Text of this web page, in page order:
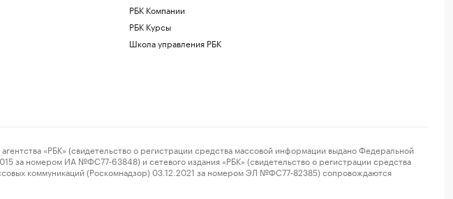
РБК Компании
РБК Курсы
Школа управления РБК
«РБК» (свидетельство о регистрации средства массовой информации выдано Федеральной
за номером ИА №ФС77-63848) и сетевого издания «РБК» (свидетельство о регистрации средства
коммуникаций (Роскомнадзор) 03.12.2021 за номером ЭЛ №ФС77-82385) сопровождаются